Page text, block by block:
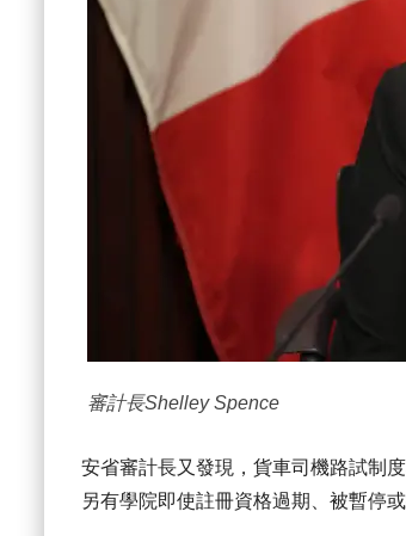
審計長Shelley Spence
安省審計長又發現，貨車司機路試制
另有學院即使註冊資格過期、被暫停